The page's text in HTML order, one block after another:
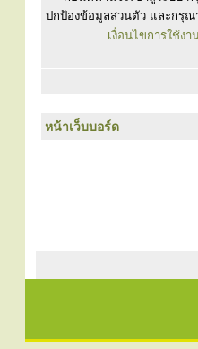
ปกป้องข้อมูลส่วนตัว และกรุ
เงื่อนไขการใช้งา
หน้าเว็บบอร์ด